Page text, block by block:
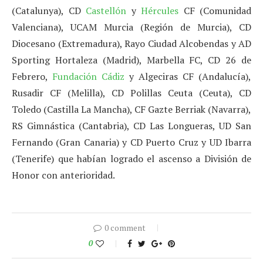
(Catalunya), CD Castellón y Hércules CF (Comunidad
Valenciana), UCAM Murcia (Región de Murcia), CD
Diocesano (Extremadura), Rayo Ciudad Alcobendas y AD
Sporting Hortaleza (Madrid), Marbella FC, CD 26 de
Febrero, Fundación Cádiz y Algeciras CF (Andalucía),
Rusadir CF (Melilla), CD Polillas Ceuta (Ceuta), CD
Toledo (Castilla La Mancha), CF Gazte Berriak (Navarra),
RS Gimnástica (Cantabria), CD Las Longueras, UD San
Fernando (Gran Canaria) y CD Puerto Cruz y UD Ibarra
(Tenerife) que habían logrado el ascenso a División de
Honor con anterioridad.
0 comment
0